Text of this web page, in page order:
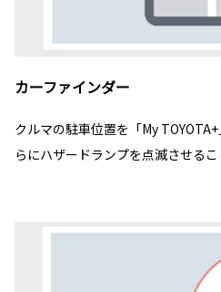
カーファインダー
クルマの駐車位置を「My
らにハザードランプを点滅させるこ